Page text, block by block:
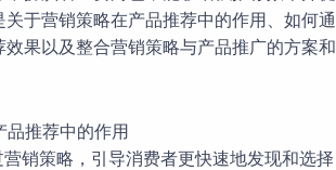
于营销策略在产品推荐中的作用、如何通
果以及整合营销策略与产品推广的方案和
品推荐中的作用
销策略，引导消费者更快速地发现和选择